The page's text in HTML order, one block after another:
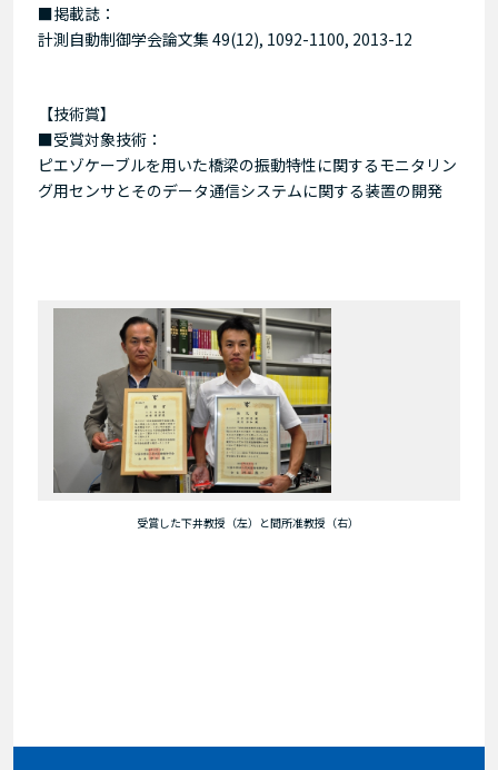
■掲載誌：
計測自動制御学会論文集 49(12), 1092-1100, 2013-12
【技術賞】
■受賞対象技術：
ピエゾケーブルを用いた橋梁の振動特性に関するモニタリン
グ用センサとそのデータ通信システムに関する装置の開発
受賞した下井教授（左）と間所准教授（右）